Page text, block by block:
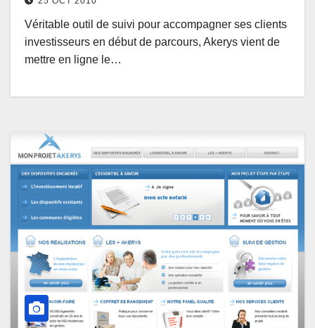
Véritable outil de suivi pour accompagner ses clients
investisseurs en début de parcours, Akerys vient de
mettre en ligne le…